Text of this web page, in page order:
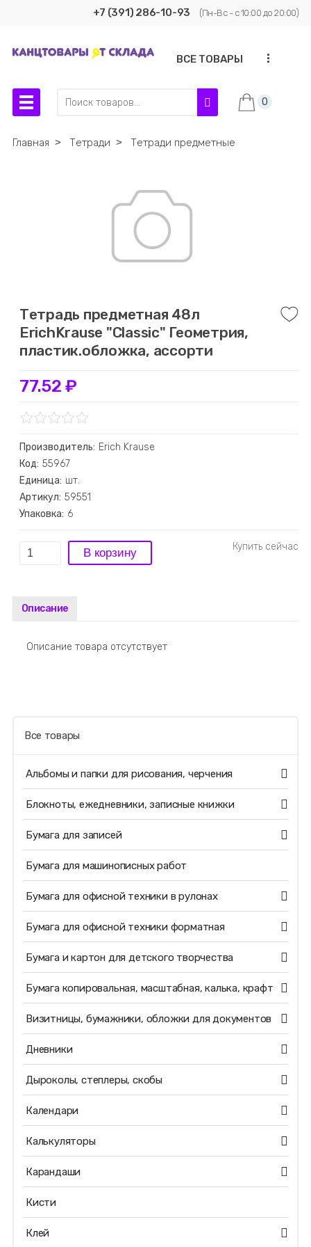
+7 (391) 286-10-93 (Пн-Вс - с 10:00 до 20:00)
ВСЕ ТОВАРЫ ...
0
Главная ˃ Тетради ˃ Тетради предметные
Тетрадь предметная 48л
ErichKrause "Classic" Геометрия,
пластик.обложка, ассорти
77.52 ₽
Производитель: Erich Krause
Код: 55967
Единица: шт.
Артикул: 59551
Упаковка: 6
Описание
Описание товара отсутствует
Все товары
Альбомы и папки для рисования, черчения
Блокноты, ежедневники, записные книжки
Бумага для записей
Бумага для машинописных работ
Бумага для офисной техники в рулонах
Бумага для офисной техники форматная
Бумага и картон для детского творчества
Бумага копировальная, масштабная, калька, крафт
Визитницы, бумажники, обложки для документов
Дневники
Дыроколы, степлеры, скобы
Календари
Калькуляторы
Карандаши
Кисти
Клей